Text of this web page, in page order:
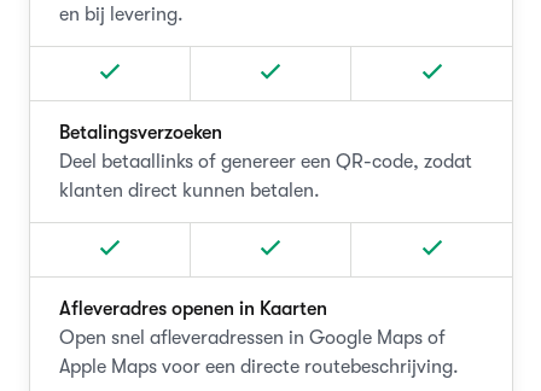
en bij levering.
Betalingsverzoeken
Deel betaallinks of genereer een QR-code, zodat
klanten direct kunnen betalen.
Afleveradres openen in Kaarten
Open snel afleveradressen in Google Maps of
Apple Maps voor een directe routebeschrijving.